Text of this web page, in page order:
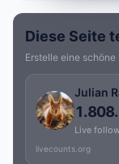
Diese Seite
Erstelle eine
Julian
Live
livecounts.org